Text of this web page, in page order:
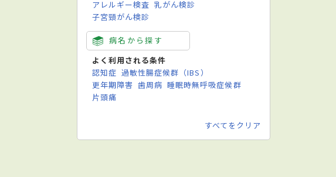
アレルギー検査 乳がん検診
子宮頸がん検診
病名から探す
よく利用される条件
認知症 過敏性腸症候群（IBS）
更年期障害 歯周病 睡眠時無呼吸症候群
片頭痛
すべてをクリア